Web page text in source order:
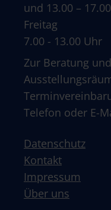
und 13.00 –
Freitag
7.00 - 13.00 Uhr
Zur Beratung
Telefon oder E-
Datenschutz
Kontakt
Impressum
Über uns